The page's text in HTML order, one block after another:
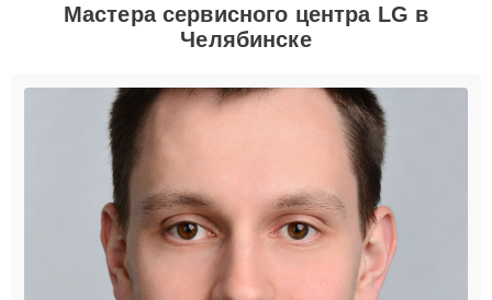
Мастера сервисного центра LG в
Челябинске